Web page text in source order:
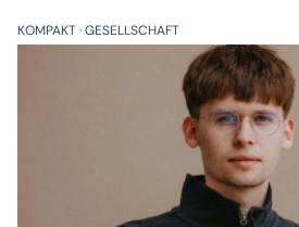
KOMPAKT GESELLSCHAFT